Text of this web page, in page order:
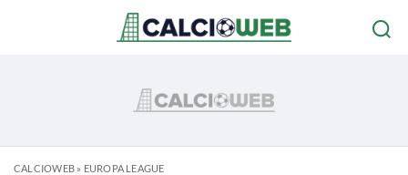
CALCIOWEB» EUROPA LEAGUE